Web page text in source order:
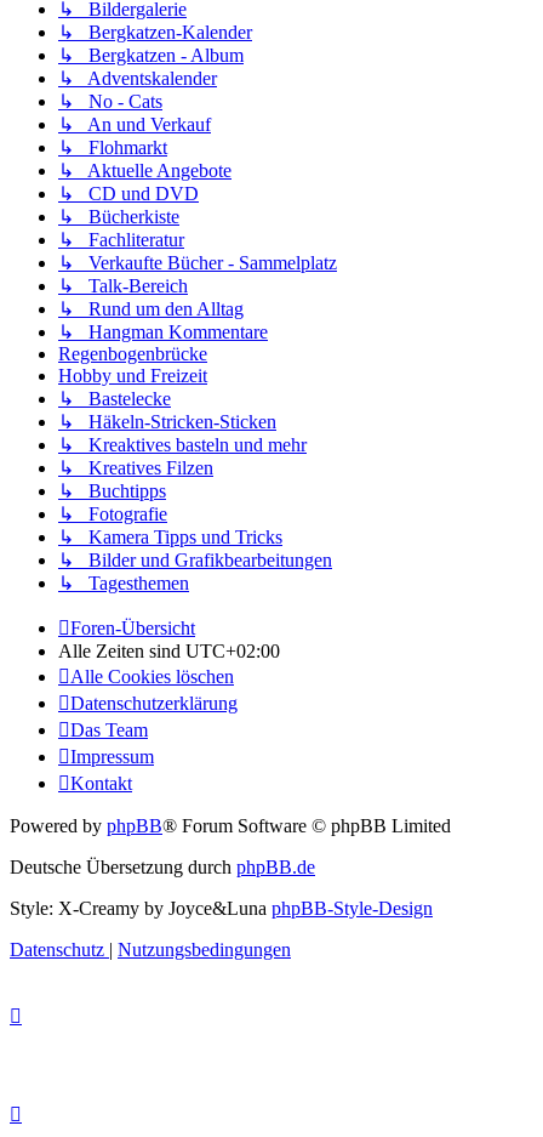
↳ Bildergalerie
↳ Bergkatzen-Kalender
↳ Bergkatzen - Album
↳ Adventskalender
↳ No - Cats
↳ An und Verkauf
↳ Flohmarkt
↳ Aktuelle Angebote
↳ CD und DVD
↳ Bücherkiste
↳ Fachliteratur
↳ Verkaufte Bücher - Sammelplatz
↳ Talk-Bereich
↳ Rund um den Alltag
↳ Hangman Kommentare
Regenbogenbrücke
Hobby und Freizeit
↳ Bastelecke
↳ Häkeln-Stricken-Sticken
↳ Kreaktives basteln und mehr
↳ Kreatives Filzen
↳ Buchtipps
↳ Fotografie
↳ Kamera Tipps und Tricks
↳ Bilder und Grafikbearbeitungen
↳ Tagesthemen
Foren-Übersicht
Alle Zeiten sind UTC+02:00
Alle Cookies löschen
Datenschutzerklärung
Das Team
Impressum
Kontakt
Powered by phpBB® Forum Software © phpBB Limited
Deutsche Übersetzung durch phpBB.de
Style: X-Creamy by Joyce&Luna phpBB-Style-Design
Datenschutz | Nutzungsbedingungen